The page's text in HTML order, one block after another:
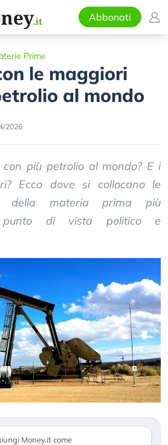
Abbonati
Prime
le maggiori
al mondo
2026
più petrolio al mondo? E i
Ecco dove si collocano le
della materia prima più
punto di vista politico e
Money.it come